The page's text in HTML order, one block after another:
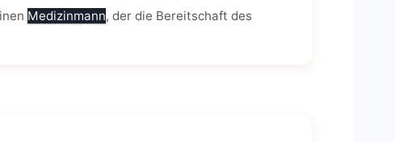
Medizinmann, der die Bereitschaft des